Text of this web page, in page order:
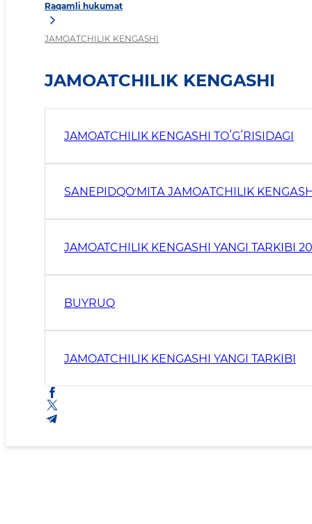
Raqamli hukumat
JAMOATCHILIK KENGASHI
JAMOATCHILIK KENGASHI
JAMOATCHILIK KENGASHI TOʻGʻRISIDAGI
SАNEPIDQOʼMITА JАMOАTCHILIK
JAMOATCHILIK KENGASHI YANGI TARKIBI
BUYRUQ
JAMOATCHILIK KENGASHI YANGI TARKIBI